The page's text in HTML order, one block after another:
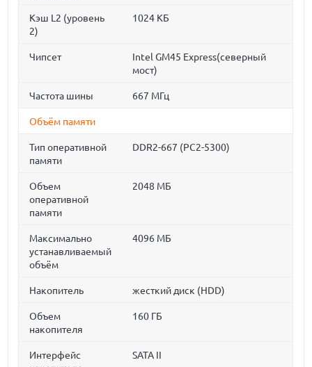
Кэш L2 (уровень
2)
1024 КБ
Чипсет
Intel GM45 Express(северный
мост)
Частота шины 667 МГц
Объём памяти
Тип оперативной
памяти
DDR2-667 (PC2-5300)
Объем
оперативной
памяти
2048 МБ
Максимально
устанавливаемый
объём
4096 МБ
Накопитель жесткий диск (HDD)
Объем
накопителя
160 ГБ
Интерфейс
SATA II